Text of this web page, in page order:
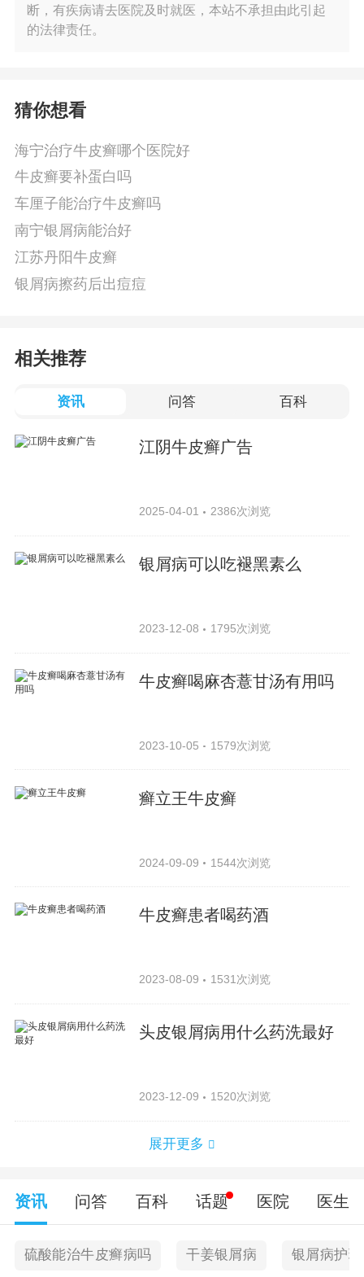
断，有疾病请去医院及时就医，本站不承担由此引起
的法律责任。
猜你想看
海宁治疗牛皮癣哪个医院好
牛皮癣要补蛋白吗
车厘子能治疗牛皮癣吗
南宁银屑病能治好
江苏丹阳牛皮癣
银屑病擦药后出痘痘
相关推荐
资讯 问答 百科
江阴牛皮癣广告
2025-04-01 2386次浏览
银屑病可以吃褪黑素么
2023-12-08 1795次浏览
牛皮癣喝麻杏薏甘汤有用吗
2023-10-05 1579次浏览
癣立王牛皮癣
2024-09-09 1544次浏览
牛皮癣患者喝药酒
2023-08-09 1531次浏览
头皮银屑病用什么药洗最好
2023-12-09 1520次浏览
展开更多
资讯 问答 百科 话题 医院 医生
硫酸能治牛皮癣病吗 干姜银屑病 银屑病护